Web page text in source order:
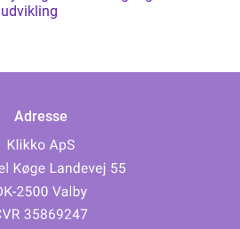
udvikling
Adresse